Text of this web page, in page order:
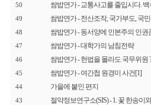
50 쌈밥연가 - 교통사고를 줄입시다.
49 쌈밥연가 - 전산조작, 국가부도, 국
48 쌈밥연가 - 동서양에 인본주의 인권
47 쌈밥연가 - 대학가의 남침전략
46 쌈밥연가 - 헌법을 몰라도 국무위원 ?
45 쌈밥연가 - 여간첩 원경미 사건 [1]
44 가을에 붙인 편지
43 절약정보연구소(SIS) - 1. 꽃 한송이